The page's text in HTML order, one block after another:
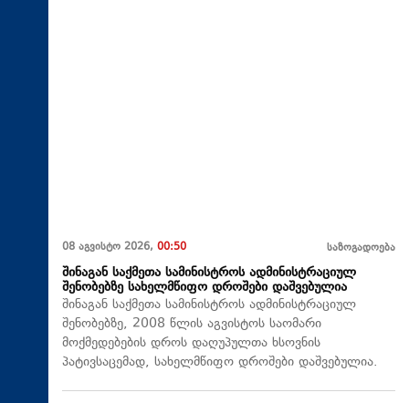
08 აგვისტო 2026, 00:50 საზოგადოება
შინაგან საქმეთა სამინისტროს ადმინისტრაციულ
შენობებზე სახელმწიფო დროშები დაშვებულია
შინაგან საქმეთა სამინისტროს ადმინისტრაციულ
შენობებზე, 2008 წლის აგვისტოს საომარი
მოქმედებების დროს დაღუპულთა ხსოვნის
პატივსაცემად, სახელმწიფო დროშები დაშვებულია.